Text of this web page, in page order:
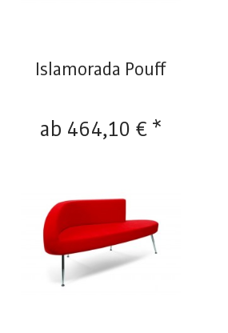
Islamorada Pouff
ab 464,10 € *